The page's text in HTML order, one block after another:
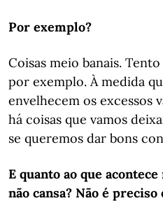
Por exemplo?
Coisas meio banais.
por exemplo. À medida
envelhecem os excessos
há coisas que vamos
se queremos dar bons
E quanto ao que
não cansa? Não é